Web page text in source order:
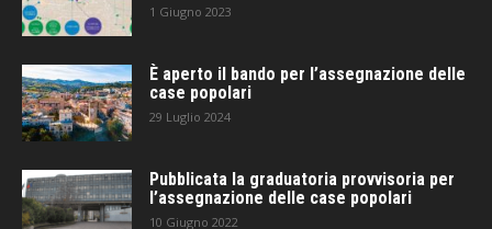
1 Giugno 2023
È aperto il bando per l’assegnazione delle
case popolari
29 Luglio 2024
Pubblicata la graduatoria provvisoria per
l’assegnazione delle case popolari
10 Giugno 2022